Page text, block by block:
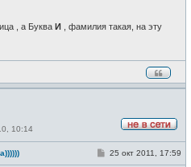
, а Буква И , фамилия такая, на эту
в
с
10:14
С25 окт 2011, 17:59